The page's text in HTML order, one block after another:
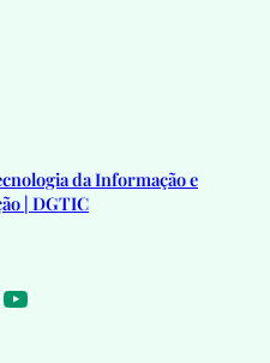
da Informação e
| DGTIC
Youtube